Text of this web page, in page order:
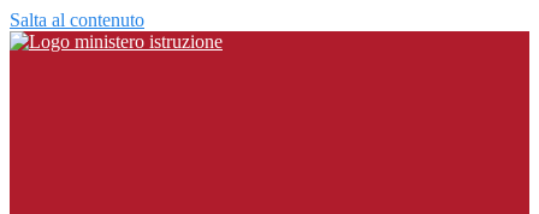
Salta al contenuto